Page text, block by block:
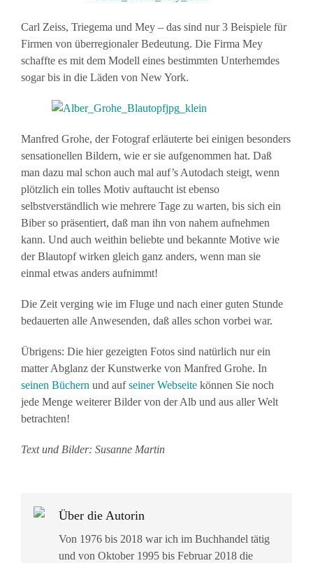
Carl Zeiss, Triegema und Mey – das sind nur 3 Beispiele für
Firmen von überregionaler Bedeutung. Die Firma Mey
schaffte es mit dem Modell eines bestimmten Unterhemdes
sogar bis in die Läden von New York.
Manfred Grohe, der Fotograf erläuterte bei einigen besonders
sensationellen Bildern, wie er sie aufgenommen hat. Daß
man dazu mal schon auch mal auf’s Autodach steigt, wenn
plötzlich ein tolles Motiv auftaucht ist ebenso
selbstverständlich wie mehrere Tage zu warten, bis sich ein
Biber so präsentiert, daß man ihn von nahem aufnehmen
kann. Und auch weithin beliebte und bekannte Motive wie
der Blautopf wirken gleich ganz anders, wenn man sie
einmal etwas anders aufnimmt!
Die Zeit verging wie im Fluge und nach einer guten Stunde
bedauerten alle Anwesenden, daß alles schon vorbei war.
Übrigens: Die hier gezeigten Fotos sind natürlich nur ein
matter Abglanz der Kunstwerke von Manfred Grohe. In
seinen Büchern und aufseiner Webseite können Sie noch
jede Menge weiterer Bilder von der Alb und aus aller Welt
betrachten!
Text und Bilder: Susanne Martin
Über die Autorin
Von 1976 bis 2018 war ich im Buchhandel tätig
und von Oktober 1995 bis Februar 2018 die